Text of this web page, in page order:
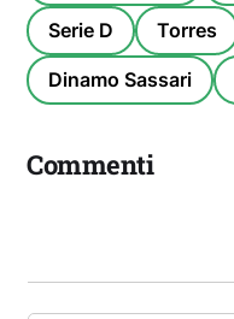
Serie D Torres
Dinamo Sassari
Commenti